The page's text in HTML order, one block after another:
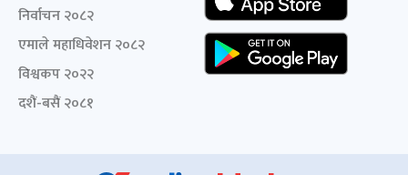
निर्वाचन २०८२
एमाले महाधिवेशन २०८२
विश्वकप २०२२
दशैं-बसैं २०८१